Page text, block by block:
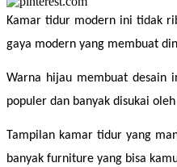
Kamar tidur modern ini tidak
gaya modern yang membuat
Warna hijau membuat desain
populer dan banyak disukai
Tampilan kamar tidur yang
banyak furniture yang bisa